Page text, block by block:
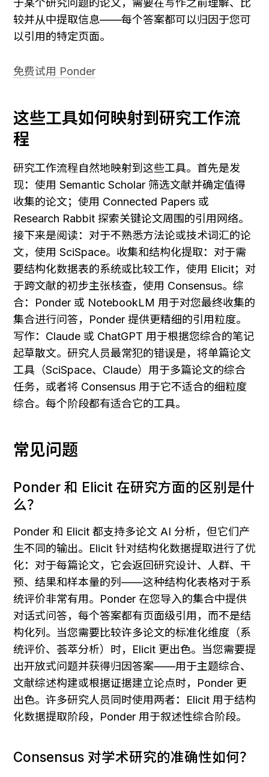
于某个研究问题的论文，需要在写作之前理解、比
较并从中提取信息——每个答案都可以归因于您可
以引用的特定页面。
免费试用 Ponder
这些工具如何映射到研究工作流
程
研究工作流程自然地映射到这些工具。首先是发
现：使用 Semantic Scholar 筛选文献并确定值得
收集的论文；使用 Connected Papers 或
Research Rabbit 探索关键论文周围的引用网络。
接下来是阅读：对于不熟悉方法论或技术词汇的论
文，使用 SciSpace。收集和结构化提取：对于需
要结构化数据表的系统或比较工作，使用 Elicit；对
于跨文献的初步主张核查，使用 Consensus。综
合：Ponder 或 NotebookLM 用于对您最终收集的
集合进行问答，Ponder 提供更精细的引用粒度。
写作：Claude 或 ChatGPT 用于根据您综合的笔记
起草散文。研究人员最常犯的错误是，将单篇论文
工具（SciSpace、Claude）用于多篇论文的综合
任务，或者将 Consensus 用于它不适合的细粒度
综合。每个阶段都有适合它的工具。
常见问题
Ponder 和 Elicit 在研究方面的区别是什
么？
Ponder 和 Elicit 都支持多论文 AI 分析，但它们产
生不同的输出。Elicit 针对结构化数据提取进行了优
化：对于每篇论文，它会返回研究设计、人群、干
预、结果和样本量的列——这种结构化表格对于系
统评价非常有用。Ponder 在您导入的集合中提供
对话式问答，每个答案都有页面级引用，而不是结
构化列。当您需要比较许多论文的标准化维度（系
统评价、荟萃分析）时，Elicit 更出色。当您需要提
出开放式问题并获得归因答案——用于主题综合、
文献综述构建或根据证据建立论点时，Ponder 更
出色。许多研究人员同时使用两者：Elicit 用于结构
化数据提取阶段，Ponder 用于叙述性综合阶段。
Consensus 对学术研究的准确性如何？